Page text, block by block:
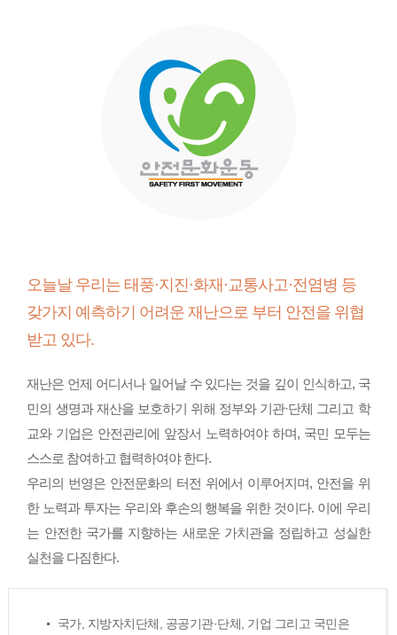
오늘날 우리는 태풍·지진·화재·교통사고·전염병 등
갖가지 예측하기 어려운 재난으로 부터 안전을 위협
받고 있다.
재난은 언제 어디서나 일어날 수 있다는 것을 깊이 인식하고, 국
민의 생명과 재산을 보호하기 위해 정부와 기관·단체 그리고 학
교와 기업은 안전관리에 앞장서 노력하여야 하며, 국민 모두는
스스로 참여하고 협력하여야 한다.
우리의 번영은 안전문화의 터전 위에서 이루어지며, 안전을 위
한 노력과 투자는 우리와 후손의 행복을 위한 것이다. 이에 우리
는 안전한 국가를 지향하는 새로운 가치관을 정립하고 성실한
실천을 다짐한다.
국가, 지방자치단체, 공공기관·단체, 기업 그리고 국민은